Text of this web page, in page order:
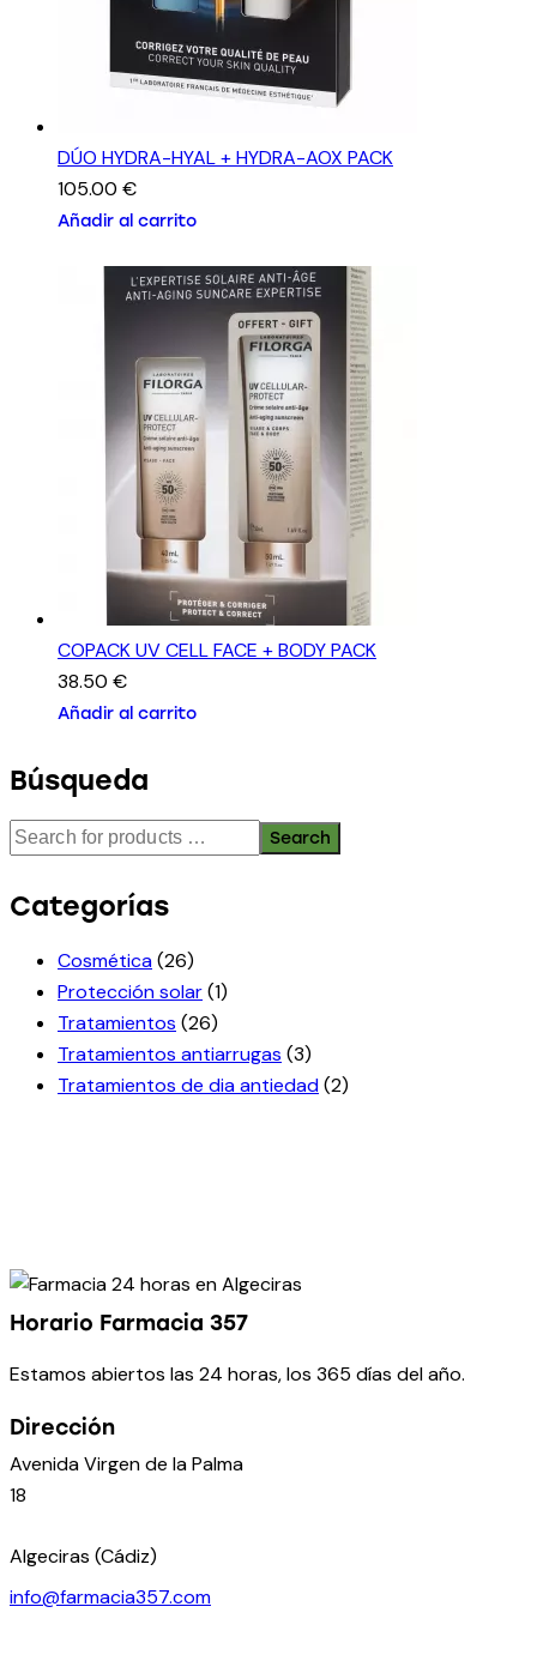
DÚO HYDRA-HYAL + HYDRA-AOX PACK
105.00 €
Añadir al carrito
COPACK UV CELL FACE + BODY PACK
38.50 €
Añadir al carrito
Búsqueda
Search
Categorías
Cosmética(26)
Protección solar(1)
Tratamientos (26)
Tratamientos antiarrugas (3)
Tratamientos de dia antiedad(2)
Horario Farmacia 357
Estamos abiertos las 24 horas, los 365 días del año.
Dirección
Avenida Virgen de la Palma
18
Algeciras (Cádiz)
info@farmacia357.com